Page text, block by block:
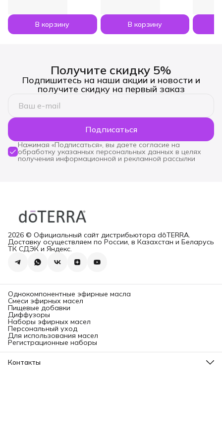
В корзину
по 5 мл
В корзину
Получите скидку 5%
Подпишитесь на наши акции и новости и
получите скидку на первый заказ
Подписаться
Нажимая «Подписаться», вы даете согласие на
обработку указанных персональных данных в целях
получения информационной и рекламной рассылки
2026 © Официальный сайт дистрибьютора dōTERRA.
Доставку осуществляем по России, в Казахстан и Беларусь
ТК СДЭК и Яндекс.
Однокомпонентные эфирные масла
Смеси эфирных масел
Пищевые добавки
Диффузоры
Наборы эфирных масел
Персональный уход
Для использования масел
Регистрационные наборы
Контакты